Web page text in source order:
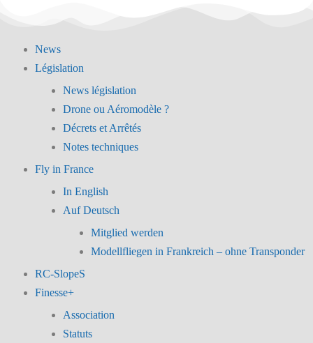
News
Législation
News législation
Drone ou Aéromodèle ?
Décrets et Arrêtés
Notes techniques
Fly in France
In English
Auf Deutsch
Mitglied werden
Modellfliegen in Frankreich – ohne Transponder
RC-SlopeS
Finesse+
Association
Statuts